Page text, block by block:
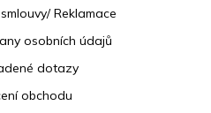
Reklamace
osobních údajů
dotazy
obchodu